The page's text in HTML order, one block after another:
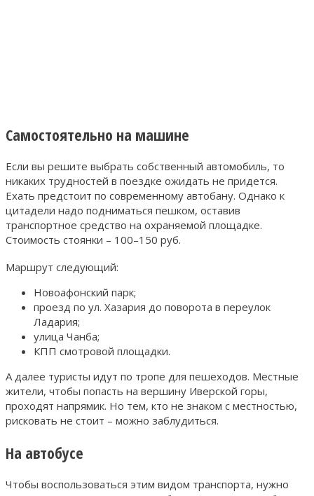
Самостоятельно на машине
Если вы решите выбрать собственный автомобиль, то
никаких трудностей в поездке ожидать не придется.
Ехать предстоит по современному автобану. Однако к
цитадели надо подниматься пешком, оставив
транспортное средство на охраняемой площадке.
Стоимость стоянки – 100–150 руб.
Маршрут следующий:
Новоафонский парк;
проезд по ул. Хазария до поворота в переулок
Ладария;
улица Чанба;
КПП смотровой площадки.
А далее туристы идут по тропе для пешеходов. Местные
жители, чтобы попасть на вершину Иверской горы,
проходят напрямик. Но тем, кто не знаком с местностью,
рисковать не стоит – можно заблудиться.
На автобусе
Чтобы воспользоваться этим видом транспорта, нужно